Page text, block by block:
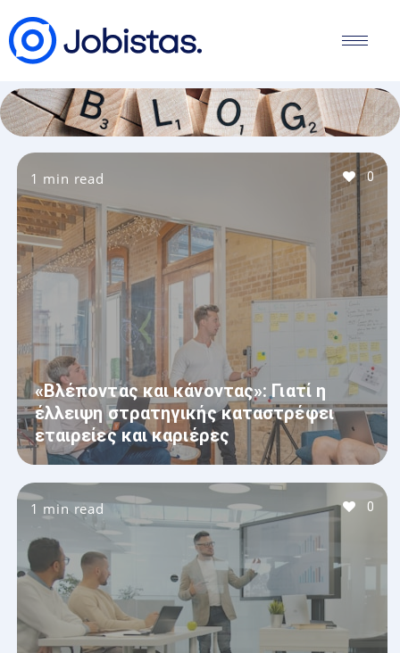
1 min read 0
«Βλέποντας και κάνοντας»: Γιατί η
έλλειψη στρατηγικής καταστρέφει
εταιρείες και καριέρες
1 min read 0